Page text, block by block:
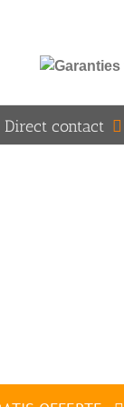
Direct contact